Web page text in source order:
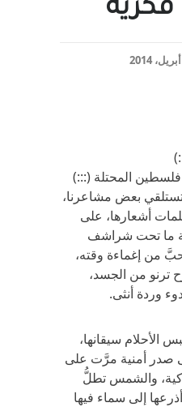
المحتلة (:::)
بعض مشاعرنا،
أشعارها، على
ما تحت شراشف
من إغماءة وقته،
ترنو من الجسد،
وردة أنثى.
الأحلام سيقانها،
صدر أمنية مرَّت على
والشمس تطلُّ
إلى سماء فيها